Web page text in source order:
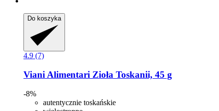
Do koszyka
4.9 (7)
Viani Alimentari Zioła Toskanii, 45 g
-8%
autentycznie toskańskie